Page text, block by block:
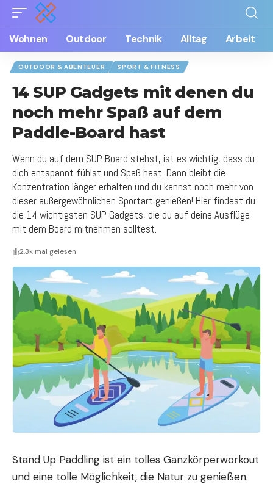
Wohnen Outdoor Technik Alltag Arbeit
OUTDOOR & ABENTEUER SPORT & FITNESS
14 SUP Gadgets mit denen du
noch mehr Spaß auf dem
Paddle-Board hast
Wenn du auf dem SUP Board stehst, ist es wichtig, dass du
dich entspannt fühlst und Spaß hast. Dann bleibt die
Konzentration länger erhalten und du kannst noch mehr von
dieser außergewöhnlichen Sportart genießen! Hier findest du
die 14 wichtigsten SUP Gadgets, die du auf deine Ausflüge
mit dem Board mitnehmen solltest.
2.3k mal gelesen
Stand Up Paddling ist ein tolles Ganzkörperworkout
und eine tolle Möglichkeit, die Natur zu genießen.